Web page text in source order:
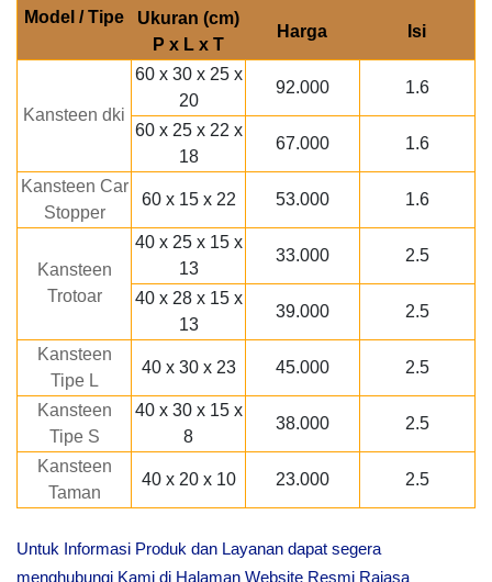
Model / Tipe
Ukuran (cm)
P x L x T
Harga Isi
Kansteen dki
60 x 30 x 25 x
20
92.000 1.6
60 x 25 x 22 x
18
67.000 1.6
Kansteen Car
Stopper
60 x 15 x 22 53.000 1.6
Kansteen
Trotoar
40 x 25 x 15 x
13
33.000 2.5
40 x 28 x 15 x
13
39.000 2.5
Kansteen
Tipe L
40 x 30 x 23 45.000 2.5
Kansteen
Tipe S
40 x 30 x 15 x
8
38.000 2.5
Kansteen
Taman
40 x 20 x 10 23.000 2.5
Untuk Informasi Produk dan Layanan dapat segera
menghubungi Kami di Halaman Website Resmi Rajasa